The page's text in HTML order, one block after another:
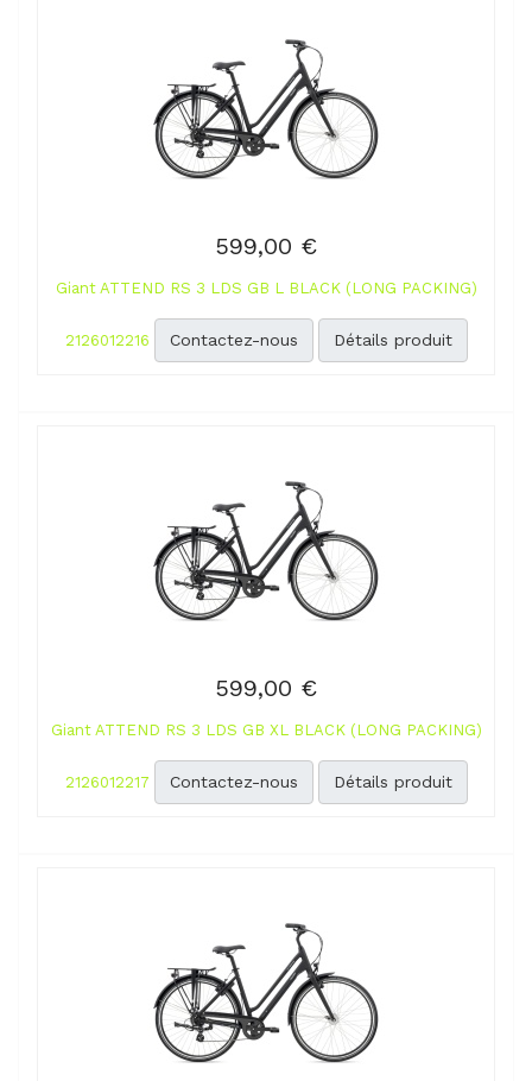
599,00 €
Giant ATTEND RS 3 LDS GB L BLACK (LONG PACKING)
2126012216 Contactez-nous Détails produit
599,00 €
Giant ATTEND RS 3 LDS GB XL BLACK (LONG PACKING)
2126012217 Contactez-nous Détails produit